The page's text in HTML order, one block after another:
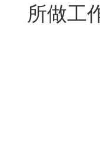
所做工